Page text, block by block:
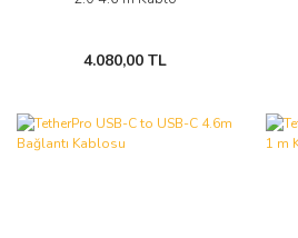
4.080,00 TL